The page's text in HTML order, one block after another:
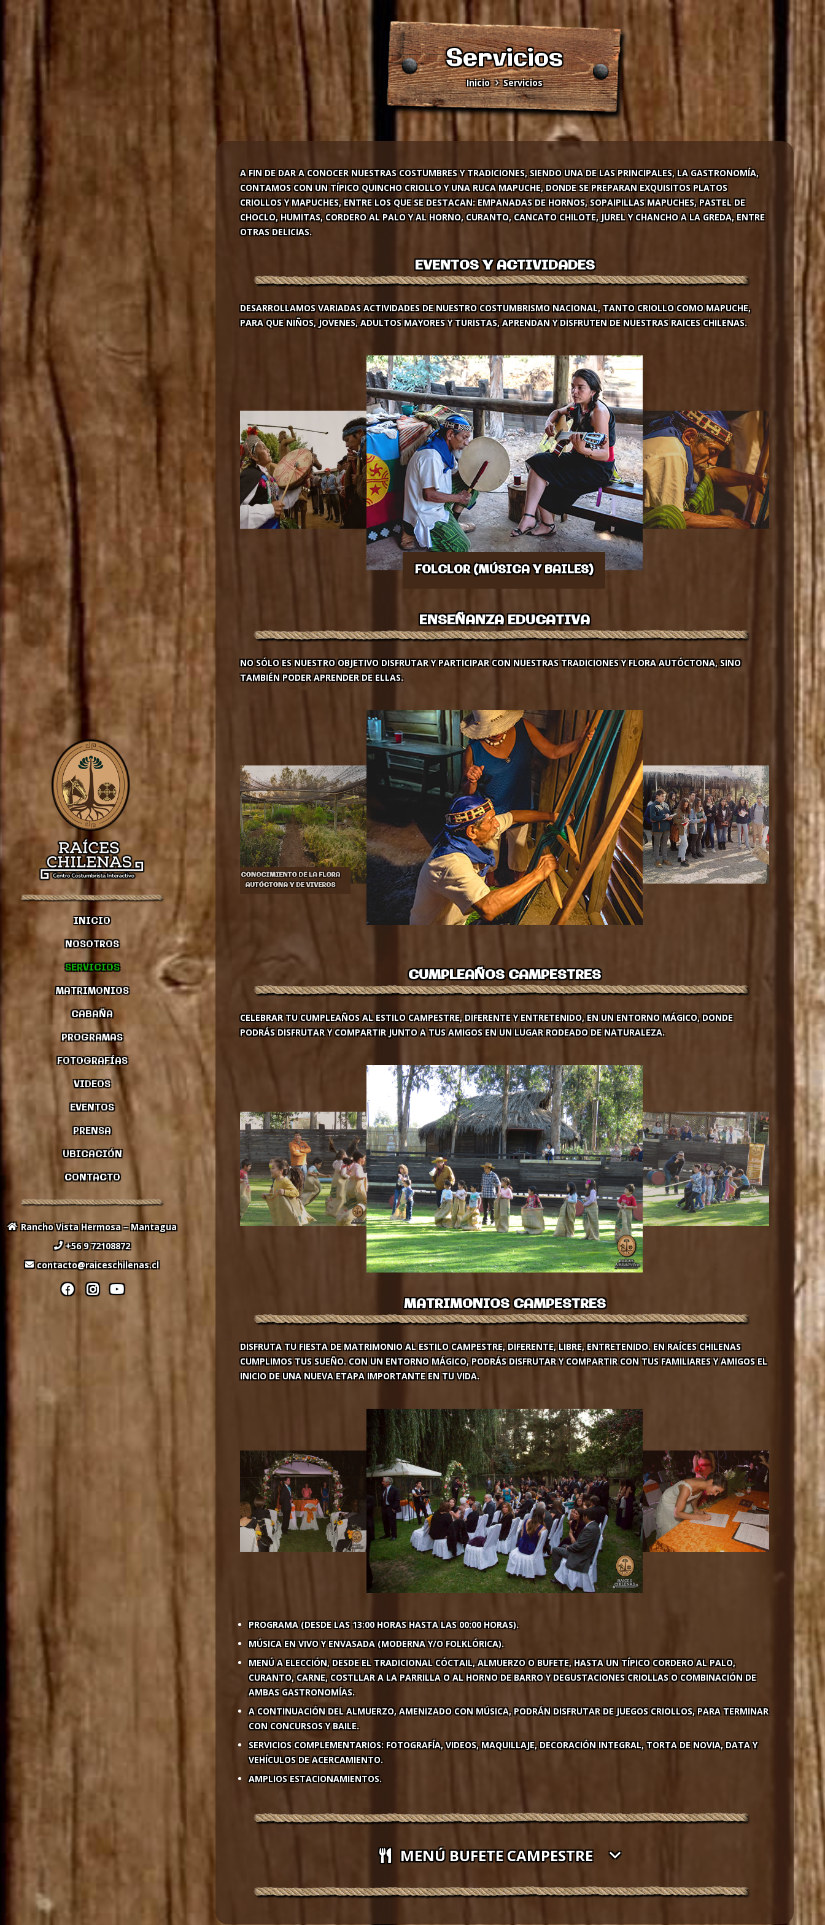
INICIO
NOSOTROS
SERVICIOS
MATRIMONIOS
CABAÑA
PROGRAMAS
FOTOGRAFÍAS
VIDEOS
EVENTOS
PRENSA
UBICACIÓN
CONTACTO
Rancho Vista Hermosa – Mantagua
+56 9 72108872
contacto@raiceschilenas.cl
Servicios
Inicio Servicios
A FIN DE DAR A CONOCER NUESTRAS COSTUMBRES Y TRADICIONES, SIENDO UNA DE LAS PRINCIPALES, LA GASTRONOMÍA,
CONTAMOS CON UN TÍPICO QUINCHO CRIOLLO Y UNA RUCA MAPUCHE, DONDE SE PREPARAN EXQUISITOS PLATOS
CRIOLLOS Y MAPUCHES, ENTRE LOS QUE SE DESTACAN: EMPANADAS DE HORNOS, SOPAIPILLAS MAPUCHES, PASTEL DE
CHOCLO, HUMITAS, CORDERO AL PALO Y AL HORNO, CURANTO, CANCATO CHILOTE, JUREL Y CHANCHO A LA GREDA, ENTRE
OTRAS DELICIAS.
EVENTOS Y ACTIVIDADES
DESARROLLAMOS VARIADAS ACTIVIDADES DE NUESTRO COSTUMBRISMO NACIONAL, TANTO CRIOLLO COMO MAPUCHE,
PARA QUE NIÑOS, JOVENES, ADULTOS MAYORES Y TURISTAS, APRENDAN Y DISFRUTEN DE NUESTRAS RAICES CHILENAS.
FOLCLOR (MÚSICA Y BAILES)
ENSEÑANZA EDUCATIVA
NO SÓLO ES NUESTRO OBJETIVO DISFRUTAR Y PARTICIPAR CON NUESTRAS TRADICIONES Y FLORA AUTÓCTONA, SINO
TAMBIÉN PODER APRENDER DE ELLAS.
CLASES DE ARTESANIAS
CUMPLEAÑOS CAMPESTRES
CELEBRAR TU CUMPLEAÑOS AL ESTILO CAMPESTRE, DIFERENTE Y ENTRETENIDO, EN UN ENTORNO MÁGICO, DONDE
PODRÁS DISFRUTAR Y COMPARTIR JUNTO A TUS AMIGOS EN UN LUGAR RODEADO DE NATURALEZA.
MATRIMONIOS CAMPESTRES
DISFRUTA TU FIESTA DE MATRIMONIO AL ESTILO CAMPESTRE, DIFERENTE, LIBRE, ENTRETENIDO. EN RAÍCES CHILENAS
CUMPLIMOS TUS SUEÑO. CON UN ENTORNO MÁGICO, PODRÁS DISFRUTAR Y COMPARTIR CON TUS FAMILIARES Y AMIGOS EL
INICIO DE UNA NUEVA ETAPA IMPORTANTE EN TU VIDA.
PROGRAMA (DESDE LAS 13:00 HORAS HASTA LAS 00:00 HORAS).
MÚSICA EN VIVO Y ENVASADA (MODERNA Y/O FOLKLÓRICA).
MENÚ A ELECCIÓN, DESDE EL TRADICIONAL CÓCTAIL, ALMUERZO O BUFETE, HASTA UN TÍPICO CORDERO AL PALO,
CURANTO, CARNE, COSTLLAR A LA PARRILLA O AL HORNO DE BARRO Y DEGUSTACIONES CRIOLLAS O COMBINACIÓN DE
AMBAS GASTRONOMÍAS.
A CONTINUACIÓN DEL ALMUERZO, AMENIZADO CON MÚSICA, PODRÁN DISFRUTAR DE JUEGOS CRIOLLOS, PARA TERMINAR
CON CONCURSOS Y BAILE.
SERVICIOS COMPLEMENTARIOS: FOTOGRAFÍA, VIDEOS, MAQUILLAJE, DECORACIÓN INTEGRAL, TORTA DE NOVIA, DATA Y
VEHÍCULOS DE ACERCAMIENTO.
AMPLIOS ESTACIONAMIENTOS.
MENÚ BUFETE CAMPESTRE